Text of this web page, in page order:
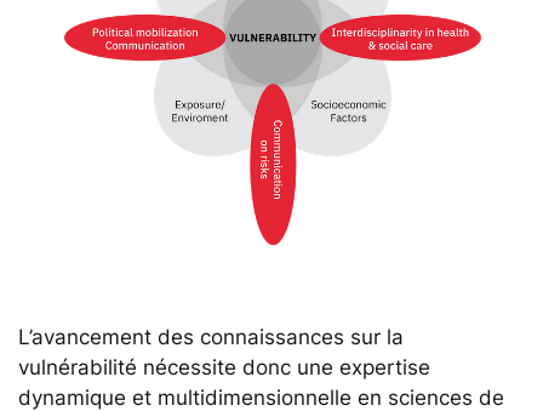
L’avancement des connaissances sur la
vulnérabilité nécessite donc une expertise
dynamique et multidimensionnelle en sciences de